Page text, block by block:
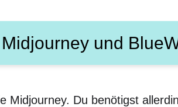
Midjourney und
Midjourney. Du benötigst